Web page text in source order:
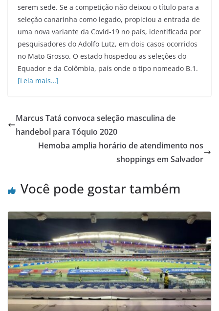
serem sede. Se a competição não deixou o título para a
seleção canarinha como legado, propiciou a entrada de
uma nova variante da Covid-19 no país, identificada por
pesquisadores do Adolfo Lutz, em dois casos ocorridos
no Mato Grosso. O estado hospedou as seleções do
Equador e da Colômbia, país onde o tipo nomeado B.1.
[Leia mais…]
Marcus Tatá convoca seleção masculina de
handebol para Tóquio 2020
Hemoba amplia horário de atendimento nos
shoppings em Salvador
Você pode gostar também